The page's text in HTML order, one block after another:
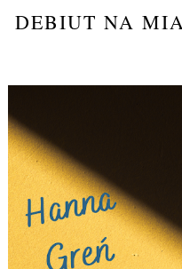
DEBIUT NA